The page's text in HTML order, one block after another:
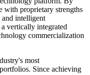
modules feature a
all-black appearance,
and premium rooftop
across utility-
projects, helping
term project value.